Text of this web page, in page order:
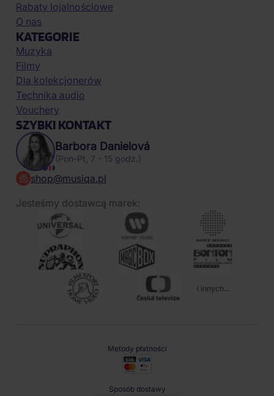
Rabaty lojalnościowe
O nas
KATEGORIE
Muzyka
Filmy
Dla kolekcjonerów
Technika audio
Vouchery
SZYBKI KONTAKT
Barbora Danielová
(Pon-Pt, 7 - 15 godz.)
shop@musiqa.pl
Jesteśmy dostawcą marek:
i innych...
Metody płatności
Sposób dostawy